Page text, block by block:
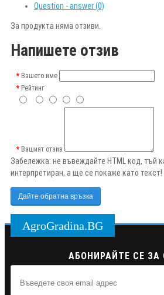
Question - answer (0)
За продукта няма отзиви.
Напишете отзив
Вашето име
Рейтинг
Вашият отзив
Забележка: не въвеждайте HTML код, тъй
интерпретиран, а ще се покаже като текст!
Дайте обратна връзка
AgroGradina.BG
АБОНИРАЙТЕ СЕ ЗА